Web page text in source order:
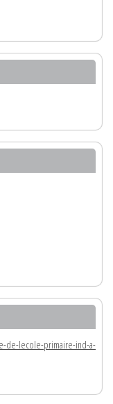
de-lecole-primaire-ind-a-